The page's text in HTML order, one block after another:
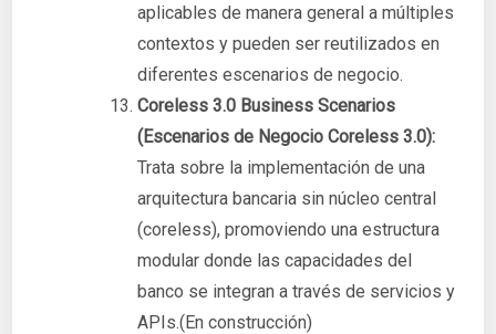
aplicables de manera general a múltiples
contextos y pueden ser reutilizados en
diferentes escenarios de negocio.
Coreless 3.0 Business Scenarios
(Escenarios de Negocio Coreless 3.0):
Trata sobre la implementación de una
arquitectura bancaria sin núcleo central
(coreless), promoviendo una estructura
modular donde las capacidades del
banco se integran a través de servicios y
APIs.(En construcción)